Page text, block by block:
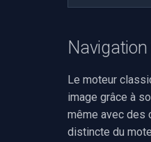
Le moteur
image grâce à
même avec des
distincte du